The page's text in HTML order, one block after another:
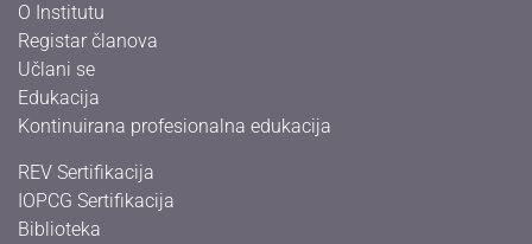
O Institutu
Registar članova
Učlani se
Edukacija
Kontinuirana profesionalna edukacija
REV Sertifikacija
IOPCG Sertifikacija
Biblioteka